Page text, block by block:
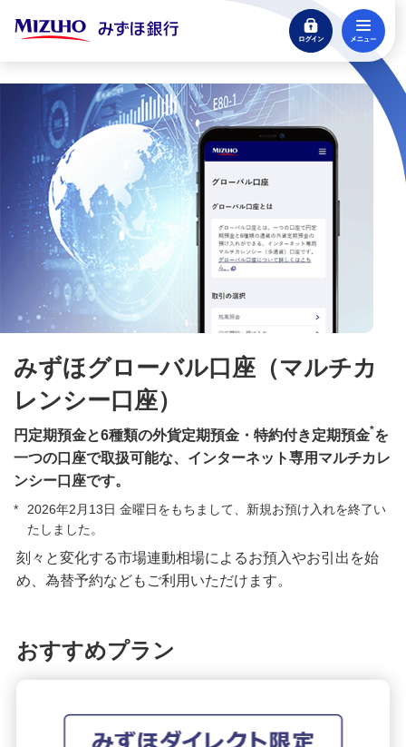
ログイン
閉じる
ローン
住宅ローン・カードローン
貯める・増やす
預金・NISA・資産運用
預金
NISA：ニーサ（少額投資非課税制度）
iDeCo：イデコ（個人型確定拠出年金）
投資信託
外貨預金
みずほグローバル口座（マルチカレンシー口
座）
外貨定期預金（グローバル口座）
円定期預金（グローバル口座）
取引規定
オンライン金融商品仲介サービス
みずほグローバル口座（マルチカ
レンシー口座）
円定期預金と6種類の外貨定期預金・特約付き定期預金*を
一つの口座で取扱可能な、インターネット専用マルチカレ
ンシー口座です。
*
2026年2月13日 金曜日をもちまして、新規お預け入れを終了い
たしました。
刻々と変化する市場連動相場によるお預入やお引出を始
め、為替予約などもご利用いただけます。
おすすめプラン